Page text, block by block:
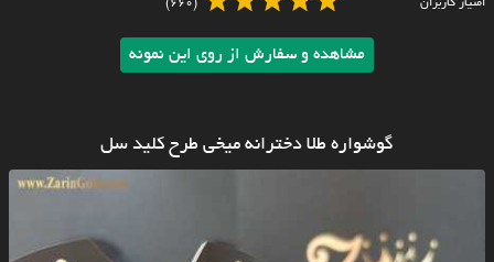
امتیاز کاربران (660)
مشاهده و سفارش از روی این نمونه
گوشواره طلا دخترانه میخی طرح کلید سل